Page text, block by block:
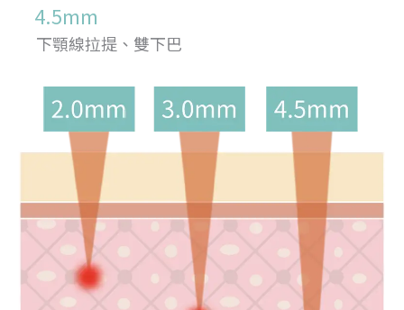
4.5mm
下顎線拉提、雙下巴